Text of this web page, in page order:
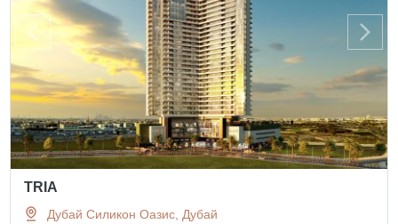
TRIA
Дубай Силикон Оазис, Дубай